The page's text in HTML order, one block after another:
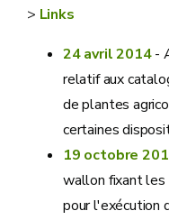
> Links
24 avril 2014-
relatif aux
de plantes
certaines
19 octobre
wallon fixant les
pour l'exécution